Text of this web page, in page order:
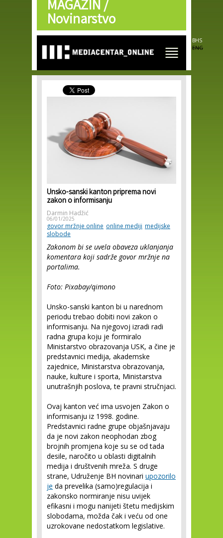
Skip to
main
content
MAGAZIN /
Novinarstvo
BHS
ENG
Unsko-sanski kanton priprema novi
zakon o informisanju
Darmin Hadžić
06/01/2025
govor mržnje online online mediji medijske
slobode
Zakonom bi se uvela obaveza uklanjanja
komentara koji sadrže govor mržnje na
portalima.
Foto: Pixabay/qimono
Unsko-sanski kanton bi u narednom
periodu trebao dobiti novi zakon o
informisanju. Na njegovoj izradi radi
radna grupa koju je formiralo
Ministarstvo obrazovanja USK, a čine je
predstavnici medija, akademske
zajednice, Ministarstva obrazovanja,
nauke, kulture i sporta, Ministarstva
unutrašnjih poslova, te pravni stručnjaci.
Ovaj kanton već ima usvojen Zakon o
informisanju iz 1998. godine.
Predstavnici radne grupe objašnjavaju
da je novi zakon neophodan zbog
brojnih promjena koje su se od tada
desile, naročito u oblasti digitalnih
medija i društvenih mreža. S druge
strane, Udruženje BH novinari upozorilo
je da prevelika (samo)regulacija i
zakonsko normiranje nisu uvijek
efikasni i mogu nanijeti štetu medijskim
slobodama, možda čak i veću od one
uzrokovane nedostatkom legislative.